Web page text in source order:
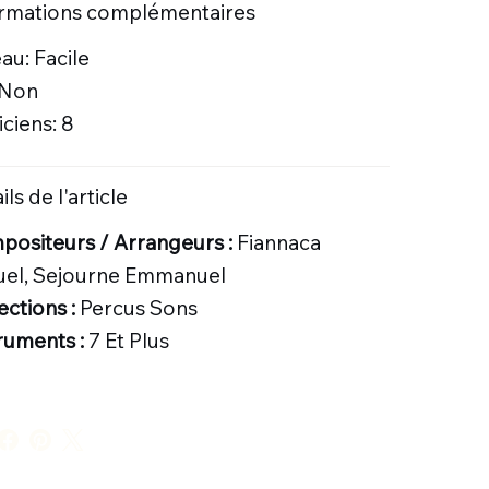
complémentaires
Facile
8
de l'article
/ Arrangeurs :Fiannaca
Sejourne Emmanuel
:Percus Sons
:7 Et Plus